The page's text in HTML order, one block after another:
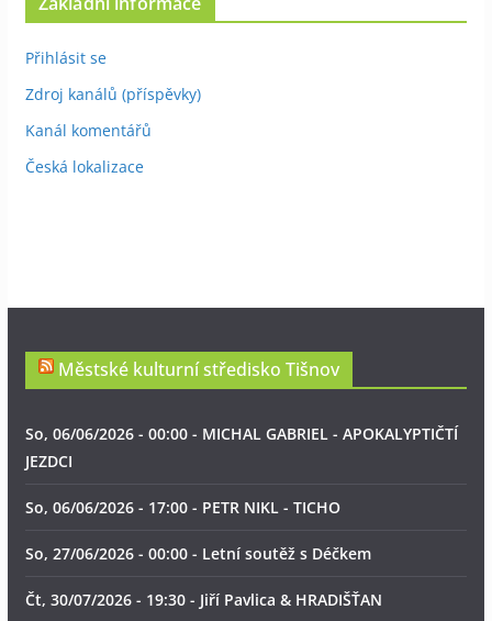
Přihlásit se
Zdroj kanálů (příspěvky)
Kanál komentářů
Česká lokalizace
Městské kulturní středisko Tišnov
So, 06/06/2026 - 00:00 - MICHAL GABRIEL - APOKALYPTIČTÍ
JEZDCI
So, 06/06/2026 - 17:00 - PETR NIKL - TICHO
So, 27/06/2026 - 00:00 - Letní soutěž s Déčkem
Čt, 30/07/2026 - 19:30 - Jiří Pavlica & HRADIŠŤAN